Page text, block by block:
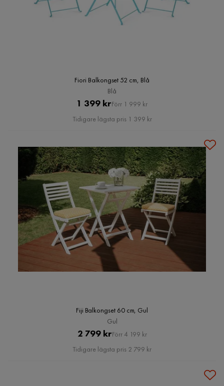
Fiori Balkongset 52 cm, Blå
Blå
Pris
1 399 krOriginal
Pris
Förr 1 999 kr
Tidigare lägsta pris 1 399 kr
Fiji Balkongset 60 cm, Gul
Gul
Pris
2 799 krOriginal
Pris
Förr 4 199 kr
Tidigare lägsta pris 2 799 kr